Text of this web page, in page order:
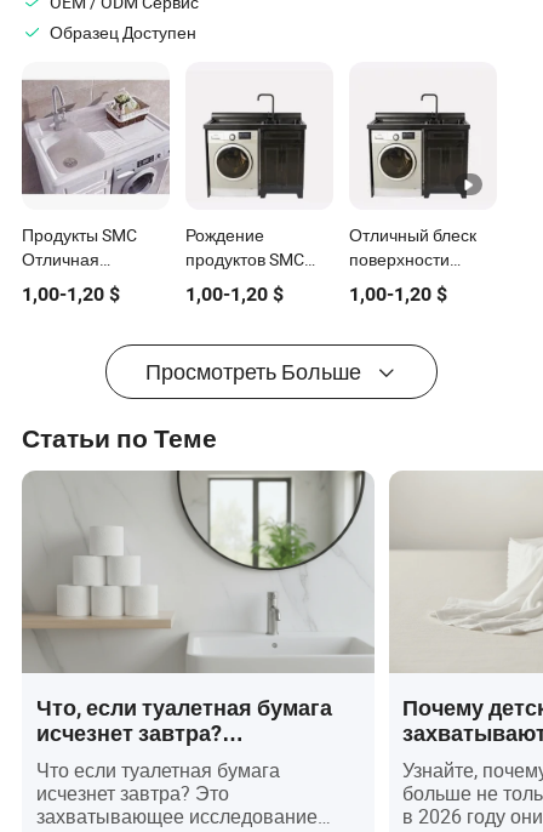
Образец Доступен
Продукты SMC
Отличная
термостойкость
Формованный
Правило является
экологически
чистой, стильной и
умной серией
1,00-1,20 $
Рождение
продуктов SMC
Bln-003
Формованный
на основе дерева
1,00-1,20$
Отличный блеск
поверхности
изделий SMC,
рождение
стиральных ванн
заменит
древесно-
1,00-1,20$
Просмотреть Больше
Статьи по Теме
Что, если туалетная бумага
исчезнет завтра?
Удивительное будущее
предметов первой
необходимости для ванной
Что если туалетная бумага
исчезнет завтра? Это
захватывающее исследование
Почему
мировой
Узнайте,
больше не
в 2026 году